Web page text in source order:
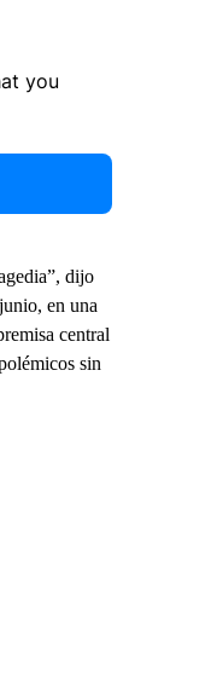
you
dijo
en una
central
sin